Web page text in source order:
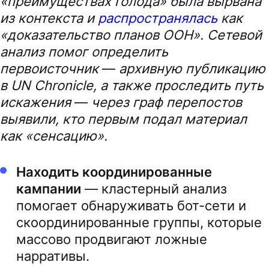
из контекста ираспространяласькак
«доказательство планов ООН». Сетевой
анализ помог определить
первоисточник— архивную публикацию
в UN Chronicle, а также проследить путь
искажения— через граф перепостов
выявили, кто первым подал материал
как «сенсацию».
Находить координированные
кампании — кластерный анализ
помогает обнаруживать бот-сети и
скоординированные группы, которые
массово продвигают ложные
нарративы.